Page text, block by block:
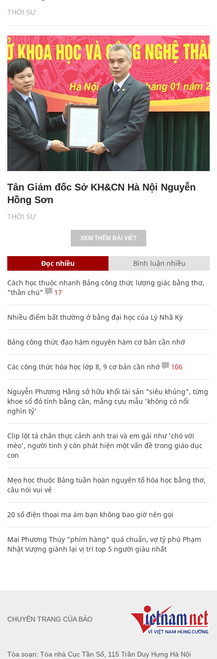
THỜI SỰ
THỜI SỰ
Tân Giám đốc Sở KH&CN Hà Nội Nguyễn
Hồng Sơn
XEM THÊM BÀI VIẾT
Đọc nhiều Bình luận nhiều
Cách học thuộc nhanh Bảng công thức lượng giác bằng thơ,
"thần chú"
17
Nhiều điểm bất thường ở bằng đại học của Lý Nhã Kỳ
Bảng công thức đạo hàm nguyên hàm cơ bản cần nhớ
Các công thức hóa học lớp 8, 9 cơ bản cần nhớ 106
Nguyễn Phương Hằng sở hữu khối tài sản "siêu khủng", từng
khoe sổ đỏ tính bằng cân, mắng cựu mẫu 'không có nổi
nghìn tỷ'
Clip lột tả chân thực cảnh anh trai và em gái như 'chó với
mèo', người tinh ý còn phát hiện một vấn đề trong giáo dục
con
Mẹo học thuộc Bảng tuần hoàn nguyên tố hóa học bằng thơ,
câu nói vui vẻ
20 số điện thoại ma ám bạn không bao giờ nên gọi
Mai Phương Thúy "phím hàng" quá chuẩn, vợ tỷ phú Phạm
Nhật Vượng giành lại vị trí top 5 người giàu nhất
Tòa soạn: Tòa nhà Cục Tần Số, 115 Trần Duy Hưng Hà Nội
CHUYÊN TRANG CỦA BÁO